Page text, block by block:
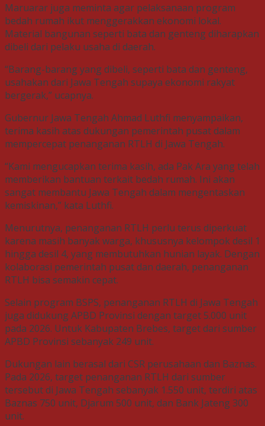
Maruarar juga meminta agar pelaksanaan program
bedah rumah ikut menggerakkan ekonomi lokal.
Material bangunan seperti bata dan genteng diharapkan
dibeli dari pelaku usaha di daerah.
“Barang-barang yang dibeli, seperti bata dan genteng,
usahakan dari Jawa Tengah supaya ekonomi rakyat
bergerak,” ucapnya.
Gubernur Jawa Tengah Ahmad Luthfi menyampaikan,
terima kasih atas dukungan pemerintah pusat dalam
mempercepat penanganan RTLH di Jawa Tengah.
“Kami mengucapkan terima kasih, ada Pak Ara yang telah
memberikan bantuan terkait bedah rumah. Ini akan
sangat membantu Jawa Tengah dalam mengentaskan
kemiskinan,” kata Luthfi.
Menurutnya, penanganan RTLH perlu terus diperkuat
karena masih banyak warga, khususnya kelompok desil 1
hingga desil 4, yang membutuhkan hunian layak. Dengan
kolaborasi pemerintah pusat dan daerah, penanganan
RTLH bisa semakin cepat.
Selain program BSPS, penanganan RTLH di Jawa Tengah
juga didukung APBD Provinsi dengan target 5.000 unit
pada 2026. Untuk Kabupaten Brebes, target dari sumber
APBD Provinsi sebanyak 249 unit.
Dukungan lain berasal dari CSR perusahaan dan Baznas.
Pada 2026, target penanganan RTLH dari sumber
tersebut di Jawa Tengah sebanyak 1.550 unit, terdiri atas
Baznas 750 unit, Djarum 500 unit, dan Bank Jateng 300
unit.